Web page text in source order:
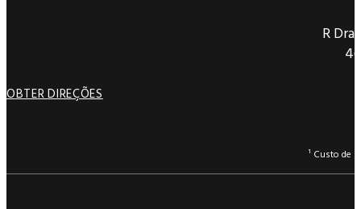
R
OBTER DIREÇÕES
¹ Custo de